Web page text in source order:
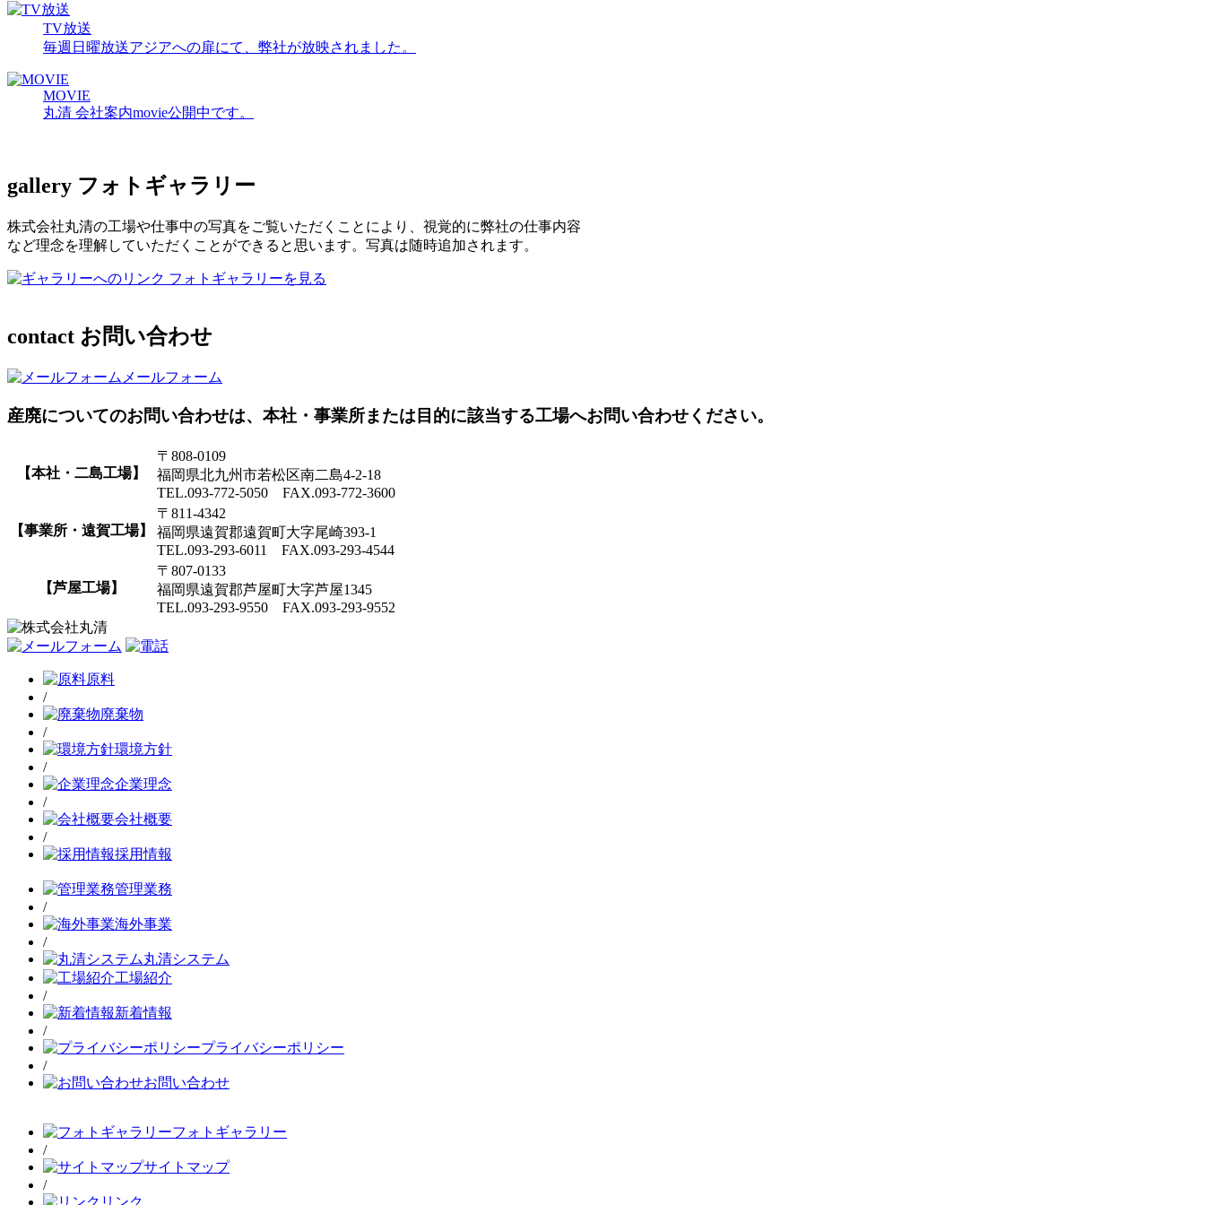
TV放送
毎週日曜放送アジアへの扉にて、弊社が放映されました。
MOVIE
丸清 会社案内movie公開中です。
gallery フォトギャラリー
株式会社丸清の工場や仕事中の写真をご覧いただくことにより、視覚的に弊社の仕事内容
など理念を理解していただくことができると思います。写真は随時追加されます。
フォトギャラリーを見る
contact お問い合わせ
メールフォーム
産廃についてのお問い合わせは、本社・事業所または目的に該当する工場へお問い合わせください。
【本社・二島工場】
〒808-0109
福岡県北九州市若松区南二島4-2-18
TEL.093-772-5050 FAX.093-772-3600
【事業所・遠賀工場】
〒811-4342
福岡県遠賀郡遠賀町大字尾崎393-1
TEL.093-293-6011 FAX.093-293-4544
【芦屋工場】
〒807-0133
福岡県遠賀郡芦屋町大字芦屋1345
TEL.093-293-9550 FAX.093-293-9552
原料
/
廃棄物
/
環境方針
/
企業理念
/
会社概要
/
採用情報
管理業務
/
海外事業
/
丸清システム
工場紹介
/
新着情報
/
プライバシーポリシー
/
お問い合わせ
フォトギャラリー
/
サイトマップ
/
リンク